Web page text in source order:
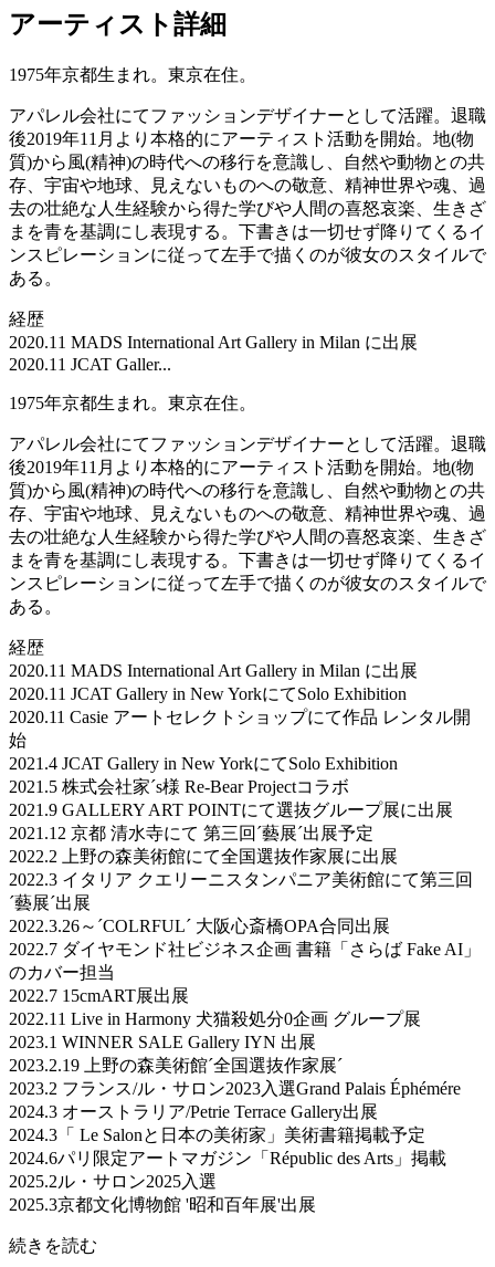
アーティスト詳細
1975年京都生まれ。東京在住。
アパレル会社にてファッションデザイナーとして活躍。退職
後2019年11月より本格的にアーティスト活動を開始。地(物
質)から風(精神)の時代への移行を意識し、自然や動物との共
存、宇宙や地球、見えないものへの敬意、精神世界や魂、過
去の壮絶な人生経験から得た学びや人間の喜怒哀楽、生きざ
まを青を基調にし表現する。下書きは一切せず降りてくるイ
ンスピレーションに従って左手で描くのが彼女のスタイルで
ある。
経歴
2020.11 MADS International Art Gallery in Milan に出展
2020.11 JCAT Galler...
1975年京都生まれ。東京在住。
アパレル会社にてファッションデザイナーとして活躍。退職
後2019年11月より本格的にアーティスト活動を開始。地(物
質)から風(精神)の時代への移行を意識し、自然や動物との共
存、宇宙や地球、見えないものへの敬意、精神世界や魂、過
去の壮絶な人生経験から得た学びや人間の喜怒哀楽、生きざ
まを青を基調にし表現する。下書きは一切せず降りてくるイ
ンスピレーションに従って左手で描くのが彼女のスタイルで
ある。
経歴
2020.11 MADS International Art Gallery in Milan に出展
2020.11 JCAT Gallery in New YorkにてSolo Exhibition
2020.11 Casie アートセレクトショップにて作品 レンタル開
始
2021.4 JCAT Gallery in New YorkにてSolo Exhibition
2021.5 株式会社家´s様 Re-Bear Projectコラボ
2021.9 GALLERY ART POINTにて選抜グループ展に出展
2021.12 京都 清水寺にて 第三回´藝展´出展予定
2022.2 上野の森美術館にて全国選抜作家展に出展
2022.3 イタリア クエリーニスタンパニア美術館にて第三回
´藝展´出展
2022.3.26～´COLRFUL´ 大阪心斎橋OPA合同出展
2022.7 ダイヤモンド社ビジネス企画 書籍「さらば Fake AI」
のカバー担当
2022.7 15cmART展出展
2022.11 Live in Harmony 犬猫殺処分0企画 グループ展
2023.1 WINNER SALE Gallery IYN 出展
2023.2.19 上野の森美術館´全国選抜作家展´
2023.2 フランス/ル・サロン2023入選Grand Palais Éphémére
2024.3 オーストラリア/Petrie Terrace Gallery出展
2024.3「 Le Salonと日本の美術家」美術書籍掲載予定
2024.6パリ限定アートマガジン「Républic des Arts」掲載
2025.2ル・サロン2025入選
2025.3京都文化博物館 '昭和百年展'出展
続きを読む